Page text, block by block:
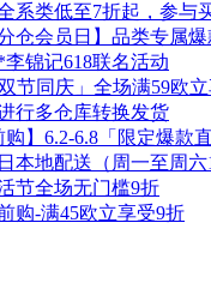
系类低至7折起，参与
仓会员日】品类专属
锦记618联名活动
节同庆」全场满59欧
行多仓库转换发货
购】6.2-6.8「限定爆款
本地配送（周一至周六
节全场无门槛9折
购-满45欧立享受9折